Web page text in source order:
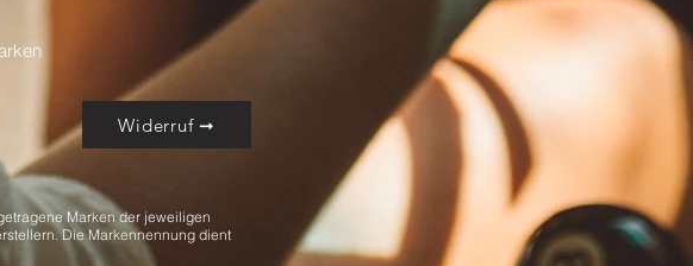
Marken der jeweiligen
Die Markennennung dient
Widerruf ➞